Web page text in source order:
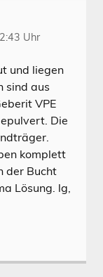
Uhr
und liegen
sind aus
VPE
Die
komplett
der Bucht
Lösung. lg,